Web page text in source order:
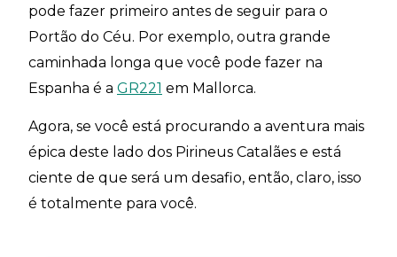
pode fazer primeiro antes de seguir para o
Portão do Céu. Por exemplo, outra grande
caminhada longa que você pode fazer na
Espanha é a GR221 em Mallorca.
Agora, se você está procurando a aventura mais
épica deste lado dos Pirineus Catalães e está
ciente de que será um desafio, então, claro, isso
é totalmente para você.